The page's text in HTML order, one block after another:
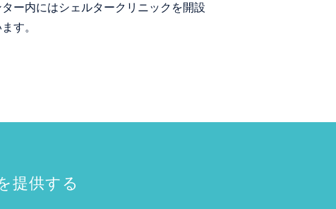
ー内にはシェルタークリニックを開設
す。
提供する